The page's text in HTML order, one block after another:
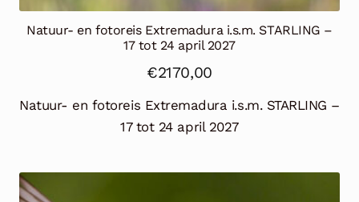
Natuur- en fotoreis Extremadura i.s.m. STARLING –
17 tot 24 april 2027
€2170,00
Natuur- en fotoreis Extremadura i.s.m. STARLING –
17 tot 24 april 2027